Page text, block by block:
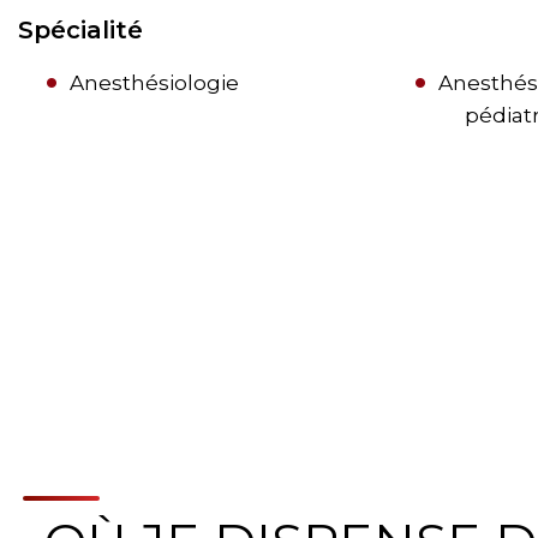
Spécialité
Anesthésiologie